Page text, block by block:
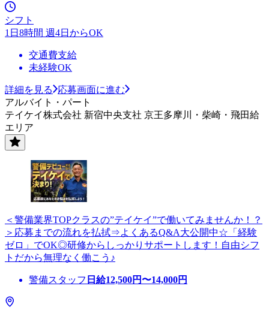
シフト
1日8時間 週4日からOK
交通費支給
未経験OK
詳細を見る
応募画面に進む
アルバイト・パート
テイケイ株式会社 新宿中央支社 京王多摩川・柴崎・飛田給
エリア
＜警備業界TOPクラスの”テイケイ”で働いてみませんか！？
＞応募までの流れを払拭⇒よくあるQ&A大公開中☆「経験
ゼロ」でOK◎研修からしっかりサポートします！自由シフ
トだから無理なく働こう♪
警備スタッフ 日給12,500円〜14,000円